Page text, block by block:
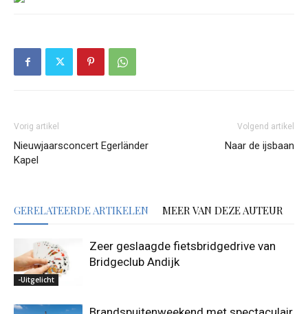
Vorig artikel
Nieuwjaarsconcert Egerländer
Kapel
Volgend artikel
Naar de ijsbaan
GERELATEERDE ARTIKELEN MEER VAN DEZE AUTEUR
-Uitgelicht
Zeer geslaagde fietsbridgedrive van
Bridgeclub Andijk